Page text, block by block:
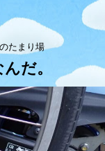
たまり場
だ。